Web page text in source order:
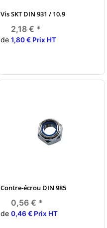
Vis SKT DIN 931 / 10.9
de
2,18 € *
1,80 € Prix HT
Contre-écrou DIN 985
de
0,56 € *
0,46 € Prix HT